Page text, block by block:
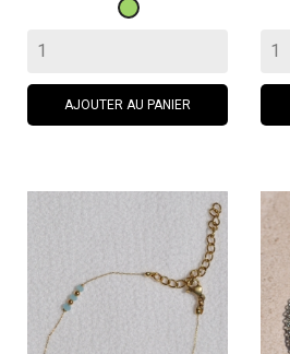
Vert
AJOUTER AU PANIER